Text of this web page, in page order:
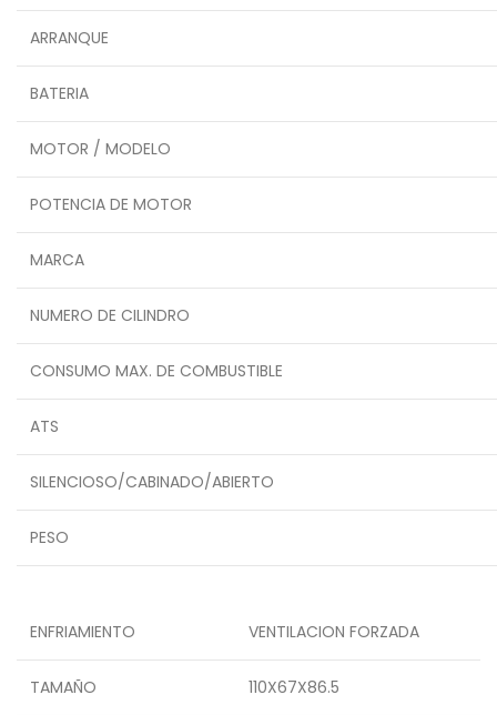
ARRANQUE
BATERIA
MOTOR / MODELO
POTENCIA DE MOTOR
MARCA
NUMERO DE CILINDRO
CONSUMO MAX. DE COMBUSTIBLE
ATS
SILENCIOSO/CABINADO/ABIERTO
PESO
ENFRIAMIENTO VENTILACION FORZADA
TAMAÑO 110X67X86.5